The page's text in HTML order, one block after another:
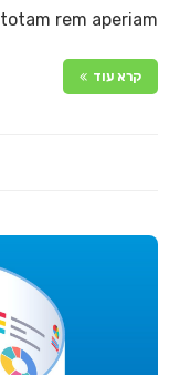
totam rem aperiam,…
קרא עוד